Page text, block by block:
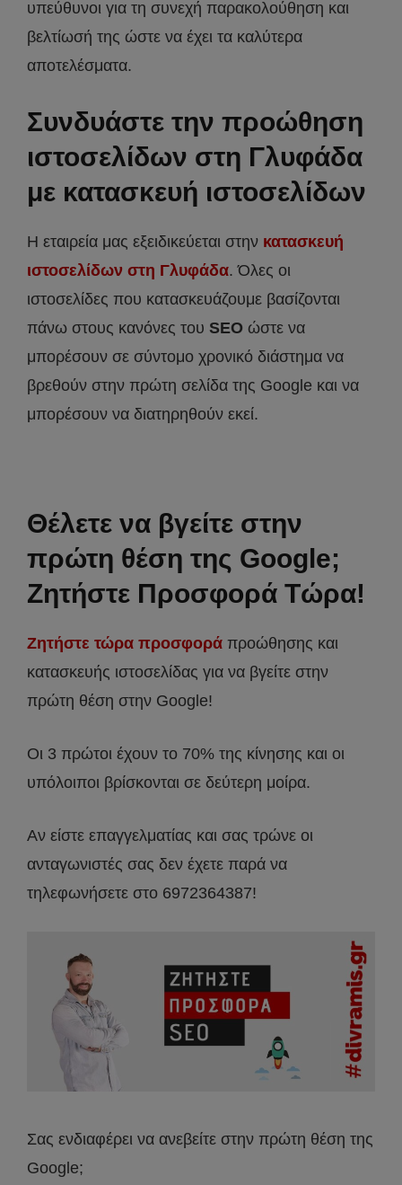
υπεύθυνοι για τη συνεχή παρακολούθηση και
βελτίωσή της ώστε να έχει τα καλύτερα
αποτελέσματα.
Συνδυάστε την προώθηση
ιστοσελίδων στη Γλυφάδα
με κατασκευή ιστοσελίδων
Η εταιρεία μας εξειδικεύεται στην κατασκευή
ιστοσελίδων στη Γλυφάδα. Όλες οι
ιστοσελίδες που κατασκευάζουμε βασίζονται
πάνω στους κανόνες του SEO ώστε να
μπορέσουν σε σύντομο χρονικό διάστημα να
βρεθούν στην πρώτη σελίδα της Google και να
μπορέσουν να διατηρηθούν εκεί.
Θέλετε να βγείτε στην
πρώτη θέση της Google;
Ζητήστε Προσφορά Τώρα!
Ζητήστε τώρα προσφορά προώθησης και
κατασκευής ιστοσελίδας για να βγείτε στην
πρώτη θέση στην Google!
Οι 3 πρώτοι έχουν το 70% της κίνησης και οι
υπόλοιποι βρίσκονται σε δεύτερη μοίρα.
Αν είστε επαγγελματίας και σας τρώνε οι
ανταγωνιστές σας δεν έχετε παρά να
τηλεφωνήσετε στο 6972364387!
Σας ενδιαφέρει να ανεβείτε στην πρώτη θέση της
Google;